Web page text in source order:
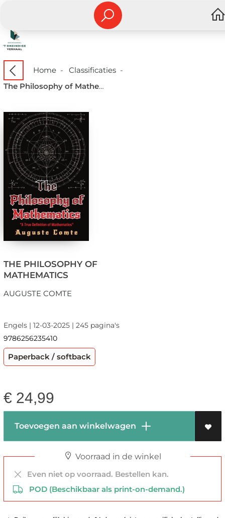
Home- Classificaties-
The Philosophy of Mathematics
THE PHILOSOPHY OF
MATHEMATICS
AUGUSTE COMTE
Engels | 12-03-2025 | 245 pagina's
9786256235410
Paperback / softback
€ 24,99
Toevoegen aan winkelwagen
Voorraad in de winkel
Even niet op voorraad. Bestellen kan.
POD (Beschikbaar als print-on-demand.)